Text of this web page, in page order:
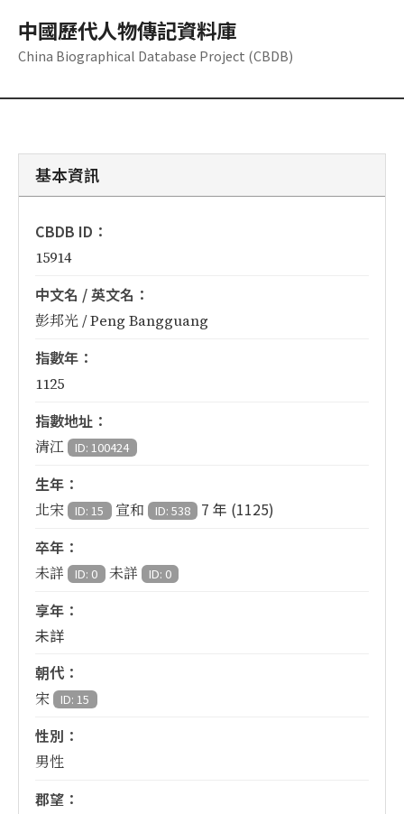
中國歷代人物傳記資料庫
China Biographical Database Project (CBDB)
基本資訊
CBDB ID：
15914
中文名 / 英文名：
彭邦光 / Peng Bangguang
指數年：
1125
指數地址：
清江 ID: 100424
生年：
北宋 ID: 15 宣和 ID: 538
7 年 (1125)
卒年：
未詳 ID: 0 未詳 ID: 0
享年：
未詳
朝代：
宋 ID: 15
性別：
男性
郡望：